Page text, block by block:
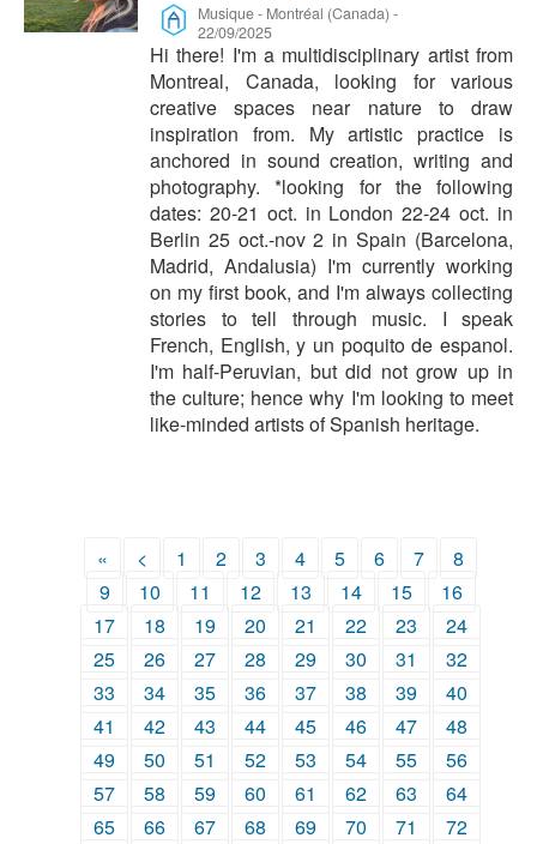
Musique- Montréal (Canada) -
22/09/2025
Hi there! I'm a multidisciplinary artist from
Montreal, Canada, looking for various
creative spaces near nature to draw
inspiration from. My artistic practice is
anchored in sound creation, writing and
photography. *looking for the following
dates: 20-21 oct. in London 22-24 oct. in
Berlin 25 oct.-nov 2 in Spain (Barcelona,
Madrid, Andalusia) I'm currently working
on my first book, and I'm always collecting
stories to tell through music. I speak
French, English, y un poquito de espanol.
I'm half-Peruvian, but did not grow up in
the culture; hence why I'm looking to meet
like-minded artists of Spanish heritage.
« < 1 2 3 4 5 6 7
8
9
10 11 12 13 14 15
16
17
18 19 20 21 22 23
24
25
26 27 28 29 30 31
32
33
34 35 36 37 38 39
40
41
42 43 44 45 46 47
48
49
50 51 52 53 54 55
56
57
58 59 60 61 62 63
64
65
66 67 68 69 70 71
72